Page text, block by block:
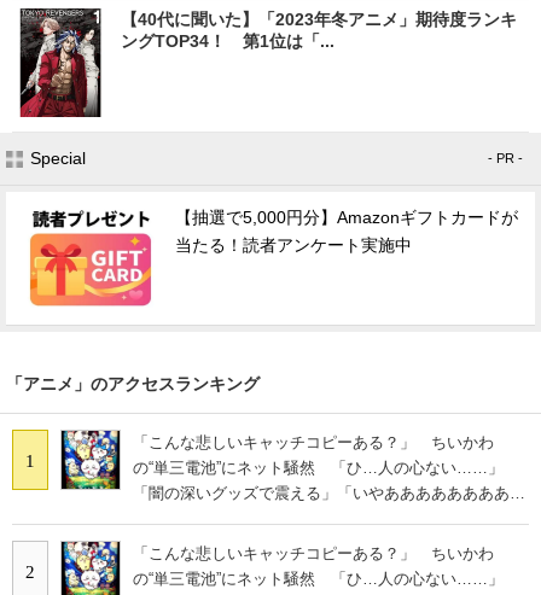
【40代に聞いた】「2023年冬アニメ」期待度ランキ
ングTOP34！ 第1位は「...
Special - PR -
【抽選で5,000円分】Amazonギフトカードが
当たる！読者アンケート実施中
「アニメ」のアクセスランキング
1
「こんな悲しいキャッチコピーある？」 ちいかわ
の“単三電池”にネット騒然 「ひ…人の心ない……」
「闇の深いグッズで震える」「いやあああああああああ
2
「こんな悲しいキャッチコピーある？」 ちいかわ
の“単三電池”にネット騒然 「ひ…人の心ない……」